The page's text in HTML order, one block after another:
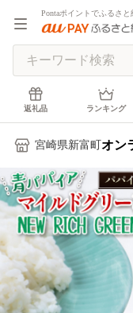
Pontaポイントでふるさと
返礼品 ランキング
宮崎県新富町 オン